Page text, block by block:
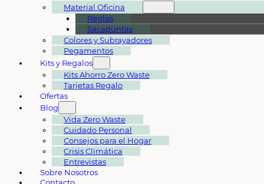
Material Oficina
Reglas
Sacapuntas
Colores y Subrayadores
Pegamentos
Kits y Regalos
Kits Ahorro Zero Waste
Tarjetas Regalo
Ofertas
Blog
Vida Zero Waste
Cuidado Personal
Consejos para el Hogar
Crisis Climática
Entrevistas
Sobre Nosotros
Contacto